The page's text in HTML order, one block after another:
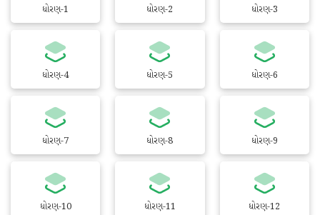
ધોરણ-1 ધોરણ-2 ધોરણ-3
ધોરણ-4 ધોરણ-5 ધોરણ-6
ધોરણ-7 ધોરણ-8 ધોરણ-9
ધોરણ-10 ધોરણ-11 ધોરણ-12